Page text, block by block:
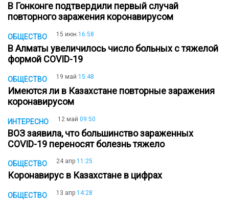
В Гонконге подтвердили первый случай
повторного заражения коронавирусом
ОБЩЕСТВО 15 июн 16:58
В Алматы увеличилось число больных с тяжелой
формой COVID-19
ОБЩЕСТВО 19 май 15:48
Имеются ли в Казахстане повторные заражения
коронавирусом
ИНТЕРЕСНО 12 май 09:50
ВОЗ заявила, что большинство зараженных
COVID-19 переносят болезнь тяжело
ОБЩЕСТВО 24 апр 11:25
Коронавирус в Казахстане в цифрах
ОБЩЕСТВО 13 апр 14:28